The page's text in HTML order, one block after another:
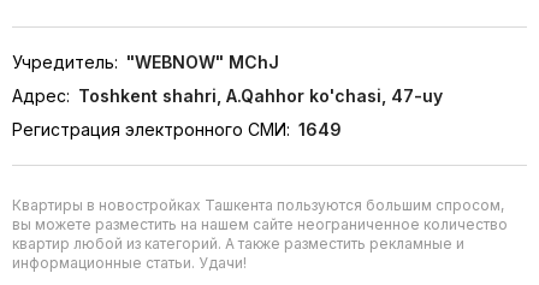
Учредитель: "WEBNOW" MChJ
Адрес: Toshkent shahri, A.Qahhor ko'chasi, 47-uy
Регистрация электронного СМИ: 1649
Квартиры в новостройках Ташкента пользуются большим спросом,
вы можете разместить на нашем сайте неограниченное количество
квартир любой из категорий. А также разместить рекламные и
информационные статьи. Удачи!